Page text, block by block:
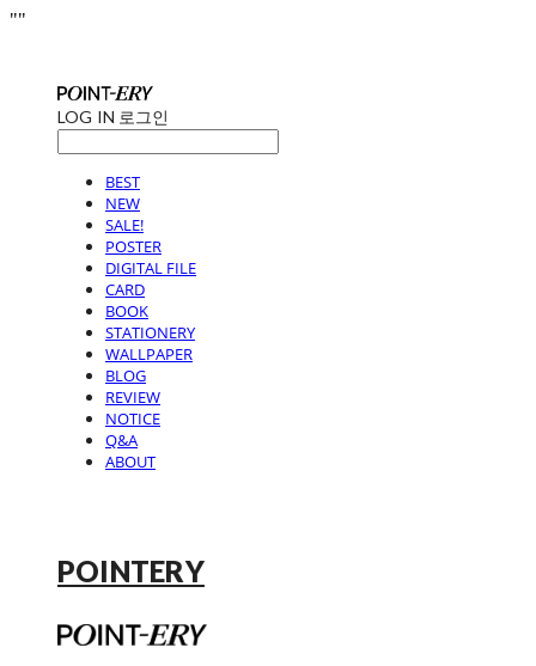
""
LOG IN 로그인
BEST
NEW
SALE!
POSTER
DIGITAL FILE
CARD
BOOK
STATIONERY
WALLPAPER
BLOG
REVIEW
NOTICE
Q&A
ABOUT
POINTERY